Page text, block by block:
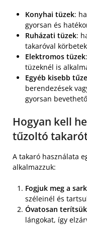
Konyhai tüzek:
gyorsan és
Ruházati tüzek:
takaróval
Elektromos tüzek
tüzeknél is
Egyéb kisebb
berendezések
gyorsan
Hogyan kell
tűzoltó
A takaró használata
alkalmazzuk:
Fogjuk meg a
széleinél és
Óvatosan
lángokat, így